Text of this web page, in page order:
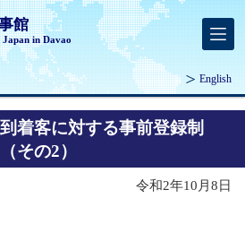
館
in Davao
English
着客に対する事前登録制
その2）
令和2年10月8日